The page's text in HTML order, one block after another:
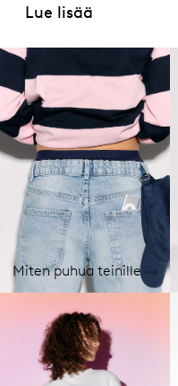
Lue lisää
Miten puhua teinille